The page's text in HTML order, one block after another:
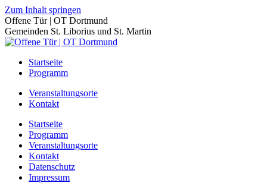
Zum Inhalt springen
Offene Tür | OT Dortmund
Gemeinden St. Liborius und St. Martin
Startseite
Programm
Veranstaltungsorte
Kontakt
Startseite
Programm
Veranstaltungsorte
Kontakt
Datenschutz
Impressum